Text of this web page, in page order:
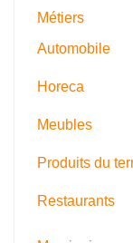
Métiers
Automobile
Horeca
Meubles
Produits du
Restaurants